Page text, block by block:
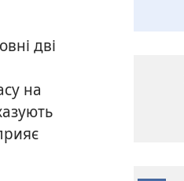
дві
на